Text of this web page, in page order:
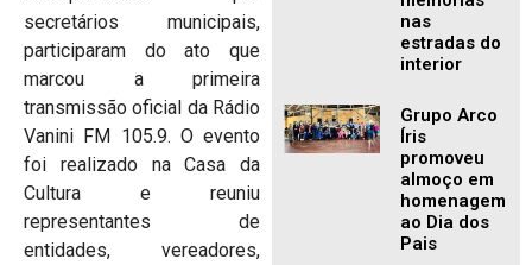
secretários municipais,
participaram do ato que
marcou a primeira
transmissão oficial da Rádio
Vanini FM 105.9. O evento
foi realizado na Casa da
Cultura e reuniu
representantes de
entidades, vereadores,
nas
estradas do
interior
Grupo Arco
Íris
promoveu
almoço em
homenagem
ao Dia dos
Pais